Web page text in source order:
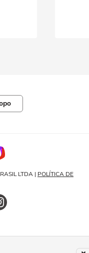
LTDA | POLÍTICA DE